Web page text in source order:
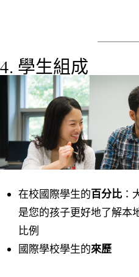
4. 學生組成
在校國際學生的百分比 ：
是您的孩子更好地了解本
比例
國際學校學生的來歷